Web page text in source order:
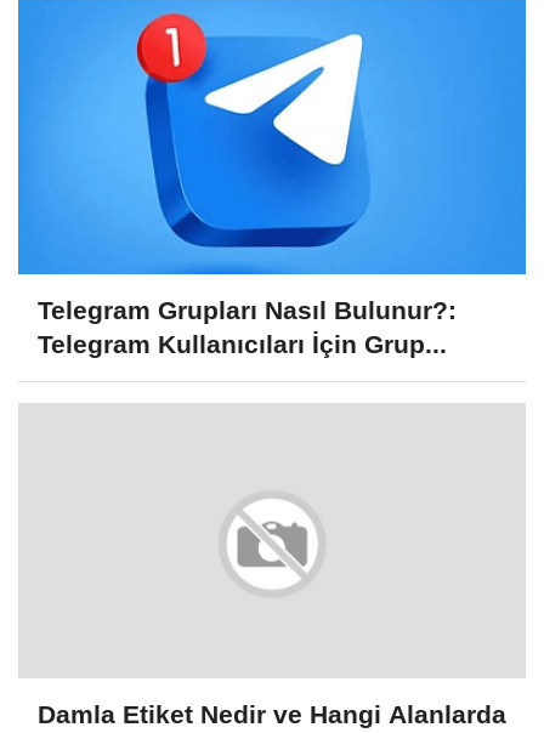
Telegram Grupları Nasıl Bulunur?:
Telegram Kullanıcıları İçin Grup...
Damla Etiket Nedir ve Hangi Alanlarda